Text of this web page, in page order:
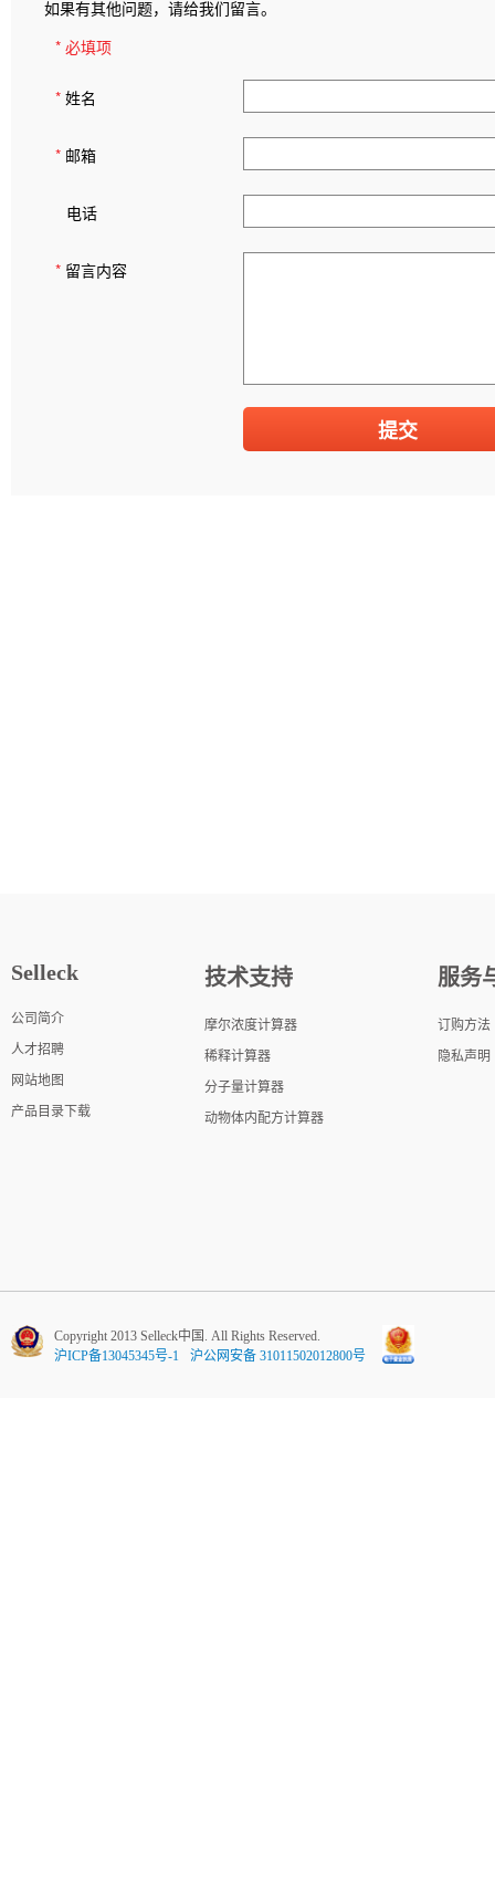
如果有其他问题，请给我们留言。
* 必填项
* 姓名
* 邮箱
电话
* 留言内容
Selleck
公司简介
人才招聘
网站地图
产品目录下载
技术支持
摩尔浓度计算器
稀释计算器
分子量计算器
动物体内配方计算器
服务
订购方法
隐私声明
Copyright 2013 Selleck中国. All Rights Reserved.
沪ICP备13045345号-1
沪公网安备 31011502012800号